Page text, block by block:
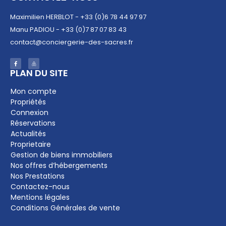
Maximilien HERBLOT - +33 (0)6 78 44 97 97
Manu PADIOU - +33 (0)7 87 07 83 43
contact@conciergerie-des-sacres.fr
PLAN DU SITE​
Mon compte
Propriétés
Connexion
Réservations
Actualités
Proprietaire
Gestion de biens immobiliers
Nos offres d’hébergements
Nos Prestations
Contactez-nous
Mentions légales
Conditions Générales de vente